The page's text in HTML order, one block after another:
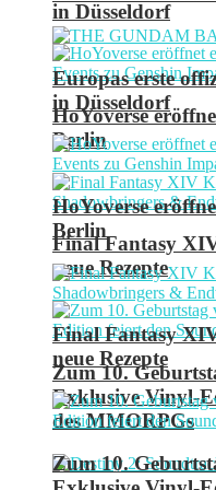
in Düsseldorf
HoYoverse
Berlin
Final Fantasy
neue Rezepte
Zum 10.
Exklusive Vinyl-
des MMORPGs
Europas erste
in Düsseldorf
HoYoverse
Berlin
Final Fantasy
neue Rezepte
Zum 10.